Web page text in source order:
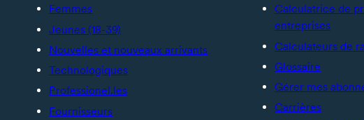
Femmes
Jeunes (18-39)
Nouvelles et nouveaux arrivants
Technologiques
Professionel.les
Fournisseurs
Calculatrice de
entreprises
Calculateurs de
Glossaire
Gérer mes
Carrières